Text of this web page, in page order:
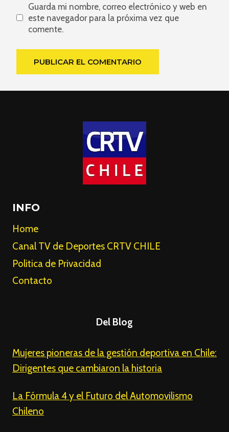
Guarda mi nombre, correo electrónico y web en
este navegador para la próxima vez que
comente.
INFO
Home
Canal TV de Deportes CRTV CHILE
Politica de Privacidad
Contacto
Del Blog
Mujeres pioneras de la gestión deportiva en Chile:
Dirigentes que cambiaron la historia
La Fórmula 4 y el Futuro del Automovilismo
Chileno